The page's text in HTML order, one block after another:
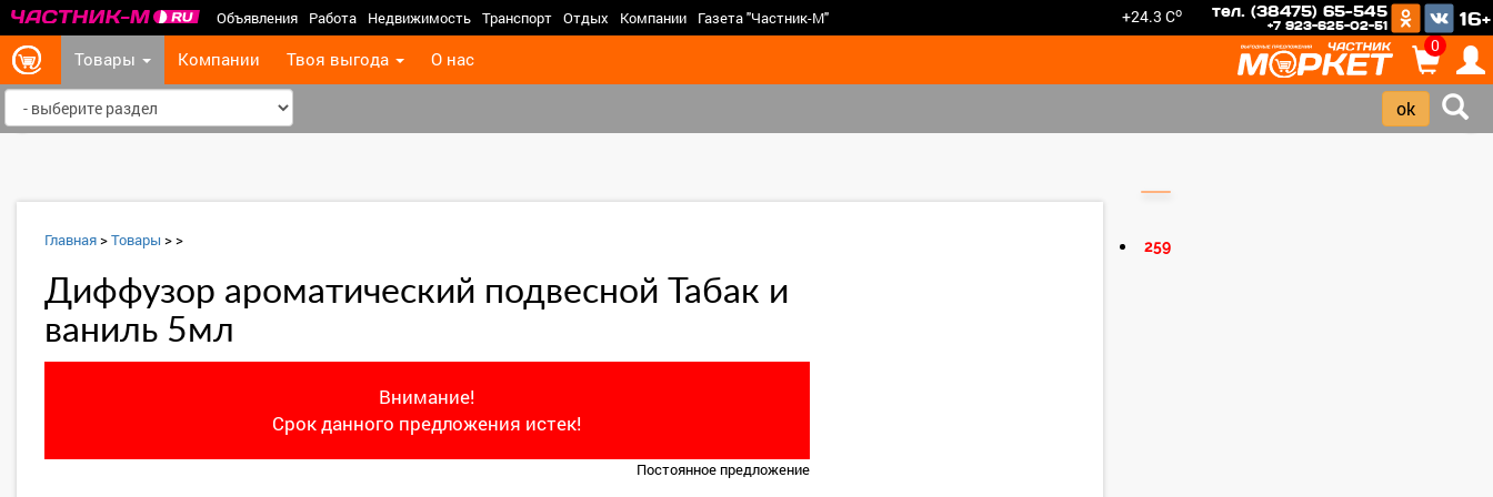
Объявления Работа Недвижимость Транспорт Отдых Компании Газета "Частник-М" +24.3 Co тел. (38475) 65-545
+7 923-625-02-51 16+
Товары Компании Твоя выгода О нас
0
>
Главная>Товары >>
Диффузор ароматический подвесной Табак и
ваниль 5мл
Внимание!
Срок данного предложения истек!
Постоянное предложение
259
‹ ›